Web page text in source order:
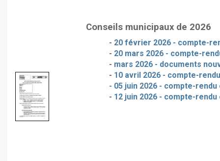
Conseils municipaux de 2026
- 20 février 2026 - compte-
- 20 mars 2026 - compte-
- mars 2026 - documents
- 10 avril 2026 - compte-
- 05 juin 2026 - compte-
- 12 juin 2026 - compte-